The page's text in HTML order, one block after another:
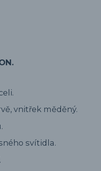
vnitřek měděný.
svítidla.